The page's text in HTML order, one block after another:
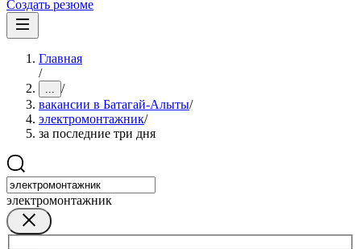
Создать резюме
Главная
/
... /
вакансии в Батагай-Алыты/
электромонтажник/
за последние три дня
электромонтажник